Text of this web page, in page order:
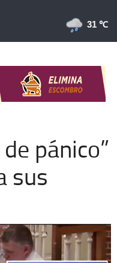
31 ℃
pánico”
sus